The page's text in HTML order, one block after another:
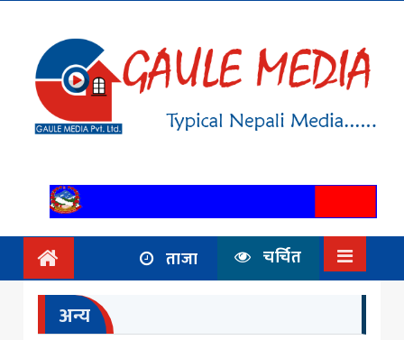
गृहपृष्ठ
समाचार
राजनिति
आर्थिक
अन्तर्वार्ता
/ विचार
प्रदेश
ताजा चर्चित
अन्य